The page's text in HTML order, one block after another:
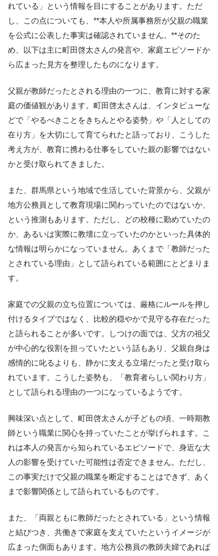
れている」という情報を目にすることがあります。ただ
し、この点についても、**本人や所属事務所が父親の職業
を公式に公表した事実は確認されていません。**そのた
め、以下は主に町田啓太さんの発言や、家庭エピソードか
ら広まった見方を整理したものになります。
父親が教師だったとされる理由の一つに、教育に対する家
庭の価値観があります。町田啓太さんは、インタビューな
どで「やるべきことをきちんとやる姿勢」や「人としての
在り方」を大切にして育てられたと語っており、こうした
考え方が、教育に携わる仕事をしていた親の影響ではない
かと受け取られてきました。
また、群馬県という地域で生活していた背景から、父親が
地方公務員として教育現場に関わっていたのではないか、
という推測もあります。ただし、どの校種に勤めていたの
か、あるいは実際に教壇に立っていたのかといった具体的
な情報は明らかになっていません。あくまで「教師だった
とされている理由」として語られている範囲にとどまりま
す。
家庭での父親の立ち位置については、厳格にルールを押し
付けるタイプではなく、比較的穏やかで見守る存在だった
と語られることが多いです。しつけの面では、父方の祖父
が中心的な役割を担っていたという話もあり、父親自身は
感情的に叱るよりも、静かに支える立場だったと受け取ら
れています。こうした姿勢も、「教育者らしい関わり方」
として語られる理由の一つになっているようです。
興味深い点として、町田啓太さんが子どもの頃、一時期教
師という職業に関心を持っていたことが挙げられます。こ
れは本人の発言から知られているエピソードで、身近な大
人の影響を受けていた可能性は否定できません。ただし、
この事実だけで父親の職業を断定することはできず、あく
まで影響関係として語られているものです。
また、「両親ともに教師だったとされている」という情報
と結びつき、共働きで家庭を支えていたというイメージが
広まった側面もあります。地方公務員の教師夫婦であれば